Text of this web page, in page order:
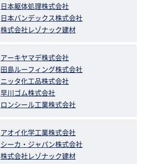
日本躯体処理株式会社
日本バンデックス株式会社
株式会社レゾナック建材
アーキヤマデ株式会社
田島ルーフィング株式会社
ニッタ化工品株式会社
早川ゴム株式会社
ロンシール工業株式会社
アオイ化学工業株式会社
シーカ・ジャパン株式会社
株式会社レゾナック建材